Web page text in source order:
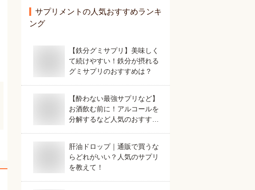
サプリメント の人気おすすめランキ
ング
【鉄分グミサプリ】美味しく
て続けやすい！鉄分が摂れる
グミサプリのおすすめは？
【酔わない最強サプリなど】
お酒飲む前に！アルコールを
分解するなど人気のおすすめ
肝油ドロップ｜通販で買うな
らどれがいい？人気のサプリ
を教えて！